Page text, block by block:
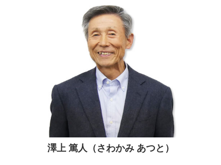
澤上 篤人（さわかみ あつと）